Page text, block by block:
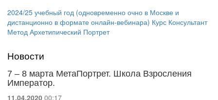
2024/25 учебный год (одновременно очно в Москве и
дистанционно в формате онлайн-вебинара) Курс Консультант
Метод Архетипический Портрет
Новости
7 – 8 марта МетаПортрет. Школа Взросления
Император.
11.04.2020 00:17